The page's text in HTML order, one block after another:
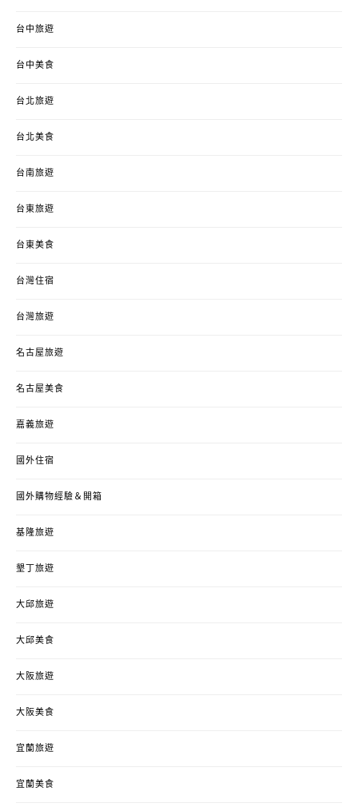
台中旅遊
台中美食
台北旅遊
台北美食
台南旅遊
台東旅遊
台東美食
台灣住宿
台灣旅遊
名古屋旅遊
名古屋美食
嘉義旅遊
國外住宿
國外購物經驗＆開箱
基隆旅遊
墾丁旅遊
大邱旅遊
大邱美食
大阪旅遊
大阪美食
宜蘭旅遊
宜蘭美食